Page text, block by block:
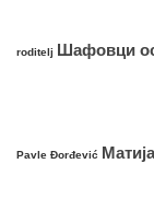
roditelj Шафовци
Pavle Đorđević